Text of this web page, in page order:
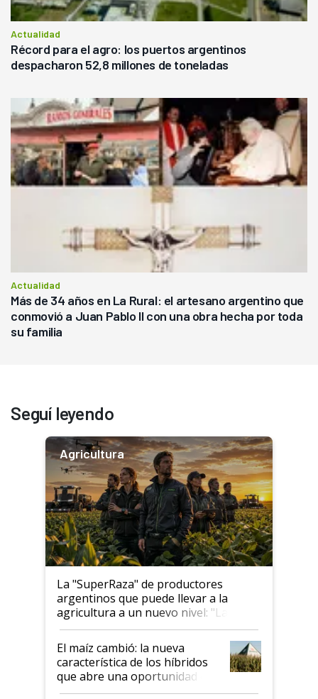
Actualidad
Récord para el agro: los puertos argentinos
despacharon 52,8 millones de toneladas
Actualidad
Más de 34 años en La Rural: el artesano argentino que
conmovió a Juan Pablo II con una obra hecha por toda
su familia
Seguí leyendo
Agricultura
La "SuperRaza" de productores
argentinos que puede llevar a la
agricultura a un nuevo nivel: "Las
posibilidades de crecimiento son
infinitas"
El maíz cambió: la nueva
característica de los híbridos
que abre una oportunidad en
el lote